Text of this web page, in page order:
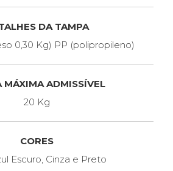
DA TAMPA
0,30 Kg) PP (polipropileno)
MÁXIMA ADMISSÍVEL
20 Kg
CORES
Escuro, Cinza e Preto